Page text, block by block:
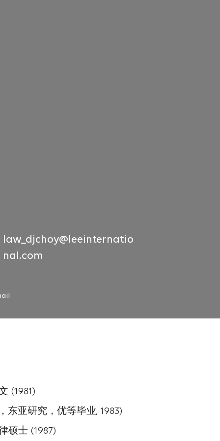
law_djchoy@leeinternatio
nal.com
(1981)
东亚研究，优等毕业, 1983)
硕士 (1987)